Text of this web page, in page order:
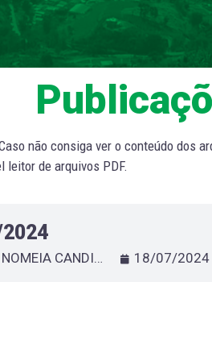
não consiga ver o conteúdo dos
de arquivos PDF.
2024
MÔNICA DO NASCIMENTO - NOMEIA CANDIDATO APROVADO NO CONCURSO PÚBLICO 01/2023, PARA CARGO QUE ESPECIFICA. 18/07/2024